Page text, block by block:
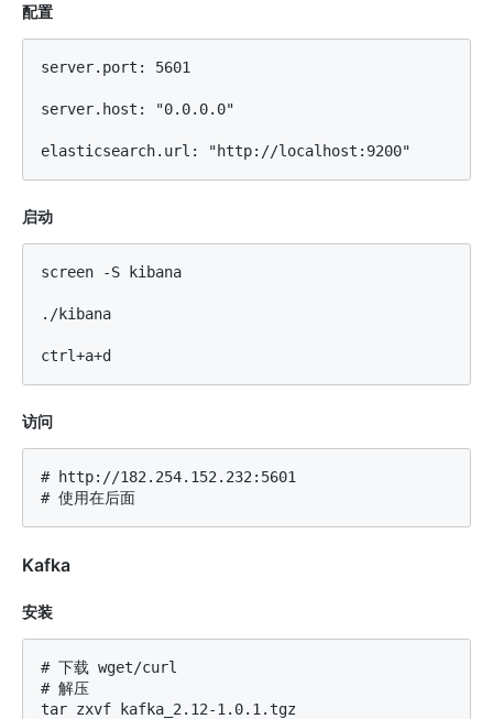
配置
server.port: 5601
server.host: "0.0.0.0"
启动
screen -S kibana
./kibana
访问
# http://182.254.152.232:5601
Kafka
安装
# 下载 wget/curl
# 解压
tar zxvf kafka_2.12-1.0.1.tgz